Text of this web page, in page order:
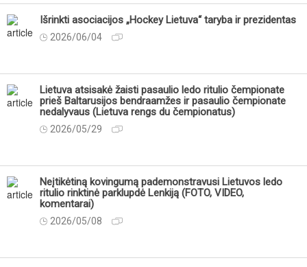
Išrinkti asociacijos „Hockey Lietuva“ taryba ir prezidentas
2026/06/04
Lietuva atsisakė žaisti pasaulio ledo ritulio čempionate
prieš Baltarusijos bendraamžes ir pasaulio čempionate
nedalyvaus (Lietuva rengs du čempionatus)
2026/05/29
Neįtikėtiną kovingumą pademonstravusi Lietuvos ledo
ritulio rinktinė parklupdė Lenkiją (FOTO, VIDEO,
komentarai)
2026/05/08